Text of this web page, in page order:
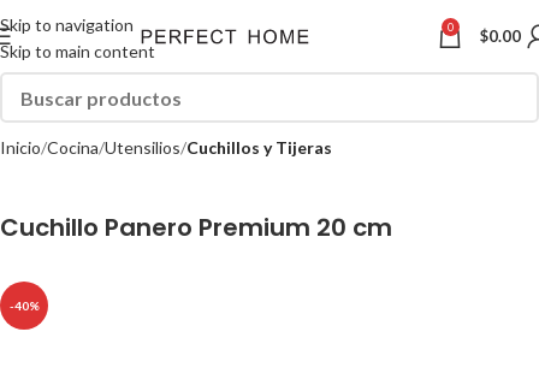
Skip to navigation
Skip to main content
0 $0.00
Inicio Cocina Utensilios Cuchillos y Tijeras
Cuchillo Panero Premium 20 cm
-40%